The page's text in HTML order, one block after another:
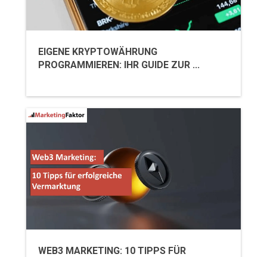
EIGENE KRYPTOWÄHRUNG
PROGRAMMIEREN: IHR GUIDE ZUR ...
WEB3 MARKETING: 10 TIPPS FÜR